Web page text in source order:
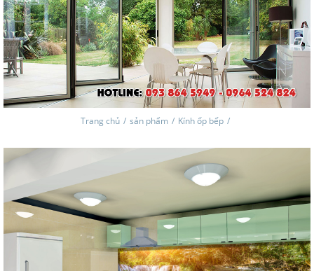
Trang chủ / sản phẩm / Kính ốp bếp /